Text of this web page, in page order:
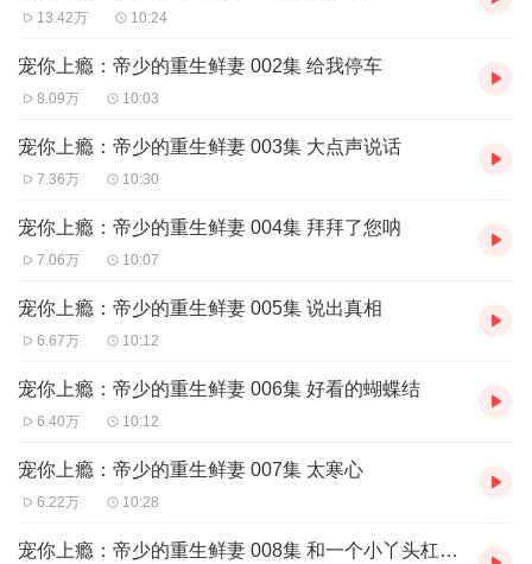
重生归来，她愈发的肆无忌惮。上一世的仇，她报得彻彻底底！上
天，高高在上的帝国少帅，却和她杠上了。为了让她一步一步落入
他的陷阱，心甘情愿的与他共度余生，他任由她在他的眼皮子底下
闯祸，在他头顶上撒野！少帅有两句经典格言。“第一，老婆说的话
都是对的！” “第二，即便不对，也参考第一句！”
【作者介绍】
谢流影
苏满、砚声、小邪岛主
13.42万 10:24
宠你上瘾：帝少的重生鲜妻 002集 给我停车
8.09万 10:03
宠你上瘾：帝少的重生鲜妻 003集 大点声说话
7.36万 10:30
宠你上瘾：帝少的重生鲜妻 004集 拜拜了您呐
7.06万 10:07
宠你上瘾：帝少的重生鲜妻 005集 说出真相
6.67万 10:12
宠你上瘾：帝少的重生鲜妻 006集 好看的蝴蝶结
6.40万 10:12
宠你上瘾：帝少的重生鲜妻 007集 太寒心
6.22万 10:28
宠你上瘾：帝少的重生鲜妻 008集 和一个小丫头杠上了